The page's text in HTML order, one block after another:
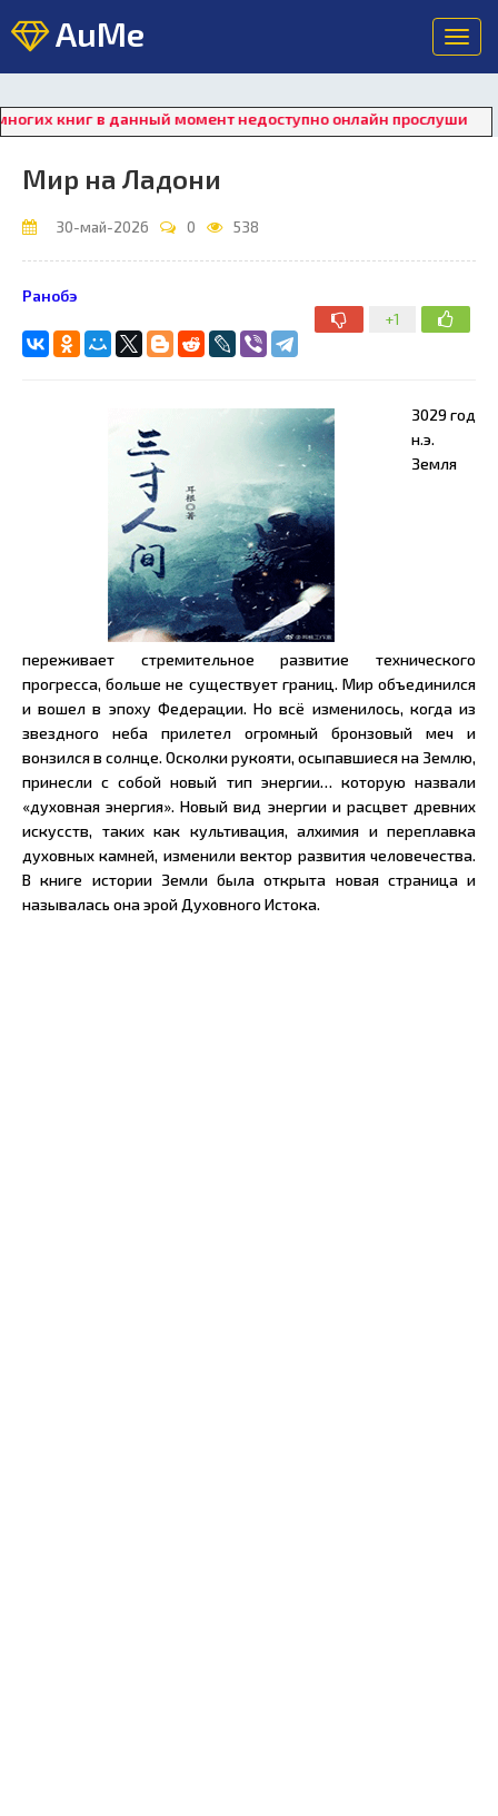
AuMe
в данный момент недоступно онлайн прослушивание. Для
Мир на Ладони
30-май-2026 0 538
+1
Ранобэ
3029 год
н.э.
Земля
переживает стремительное развитие технического
прогресса, больше не существует границ. Мир объединился
и вошел в эпоху Федерации. Но всё изменилось, когда из
звездного неба прилетел огромный бронзовый меч и
вонзился в солнце. Осколки рукояти, осыпавшиеся на Землю,
принесли с собой новый тип энергии… которую назвали
«духовная энергия». Новый вид энергии и расцвет древних
искусств, таких как культивация, алхимия и переплавка
духовных камней, изменили вектор развития человечества.
В книге истории Земли была открыта новая страница и
называлась она эрой Духовного Истока.